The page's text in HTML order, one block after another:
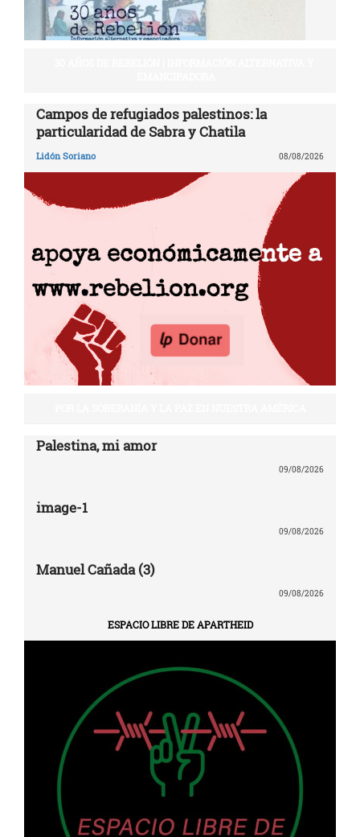
Campos de refugiados palestinos: la
particularidad de Sabra y Chatila
Lidón Soriano 08/08/2026
Palestina, mi amor
09/08/2026
image-1
09/08/2026
Manuel Cañada (3)
09/08/2026
ESPACIO LIBRE DE APARTHEID